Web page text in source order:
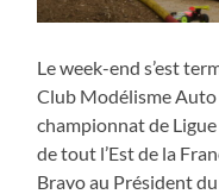
Le week-end s’est
Club Modélisme Auto
championnat de
de tout l’Est de la
Bravo au Président